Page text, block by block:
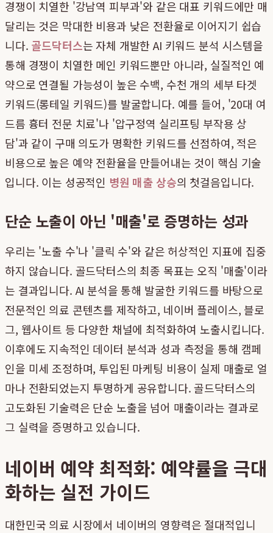
경쟁이 치열한 '강남역 피부과'와 같은 대표 키워드에만 매
달리는 것은 막대한 비용과 낮은 전환율로 이어지기 쉽습
니다. 골드닥터스는 자체 개발한 AI 키워드 분석 시스템을
통해 경쟁이 치열한 메인 키워드뿐만 아니라, 실질적인 예
약으로 연결될 가능성이 높은 수백, 수천 개의 세부 타겟
키워드(롱테일 키워드)를 발굴합니다. 예를 들어, '20대 여
드름 흉터 전문 치료'나 '압구정역 실리프팅 부작용 상
담'과 같이 구매 의도가 명확한 키워드를 선점하여, 적은
비용으로 높은 예약 전환율을 만들어내는 것이 핵심 기술
입니다. 이는 성공적인 병원 매출 상승의 첫걸음입니다.
단순 노출이 아닌 '매출'로 증명하는 성과
우리는 '노출 수'나 '클릭 수'와 같은 허상적인 지표에 집중
하지 않습니다. 골드닥터스의 최종 목표는 오직 '매출'이라
는 결과입니다. AI 분석을 통해 발굴한 키워드를 바탕으로
전문적인 의료 콘텐츠를 제작하고, 네이버 플레이스, 블로
그, 웹사이트 등 다양한 채널에 최적화하여 노출시킵니다.
이후에도 지속적인 데이터 분석과 성과 측정을 통해 캠페
인을 미세 조정하며, 투입된 마케팅 비용이 실제 매출로 얼
마나 전환되었는지 투명하게 공유합니다. 골드닥터스의
고도화된 기술력은 단순 노출을 넘어 매출이라는 결과로
그 실력을 증명하고 있습니다.
네이버 예약 최적화: 예약률을 극대
화하는 실전 가이드
대한민국 의료 시장에서 네이버의 영향력은 절대적입니